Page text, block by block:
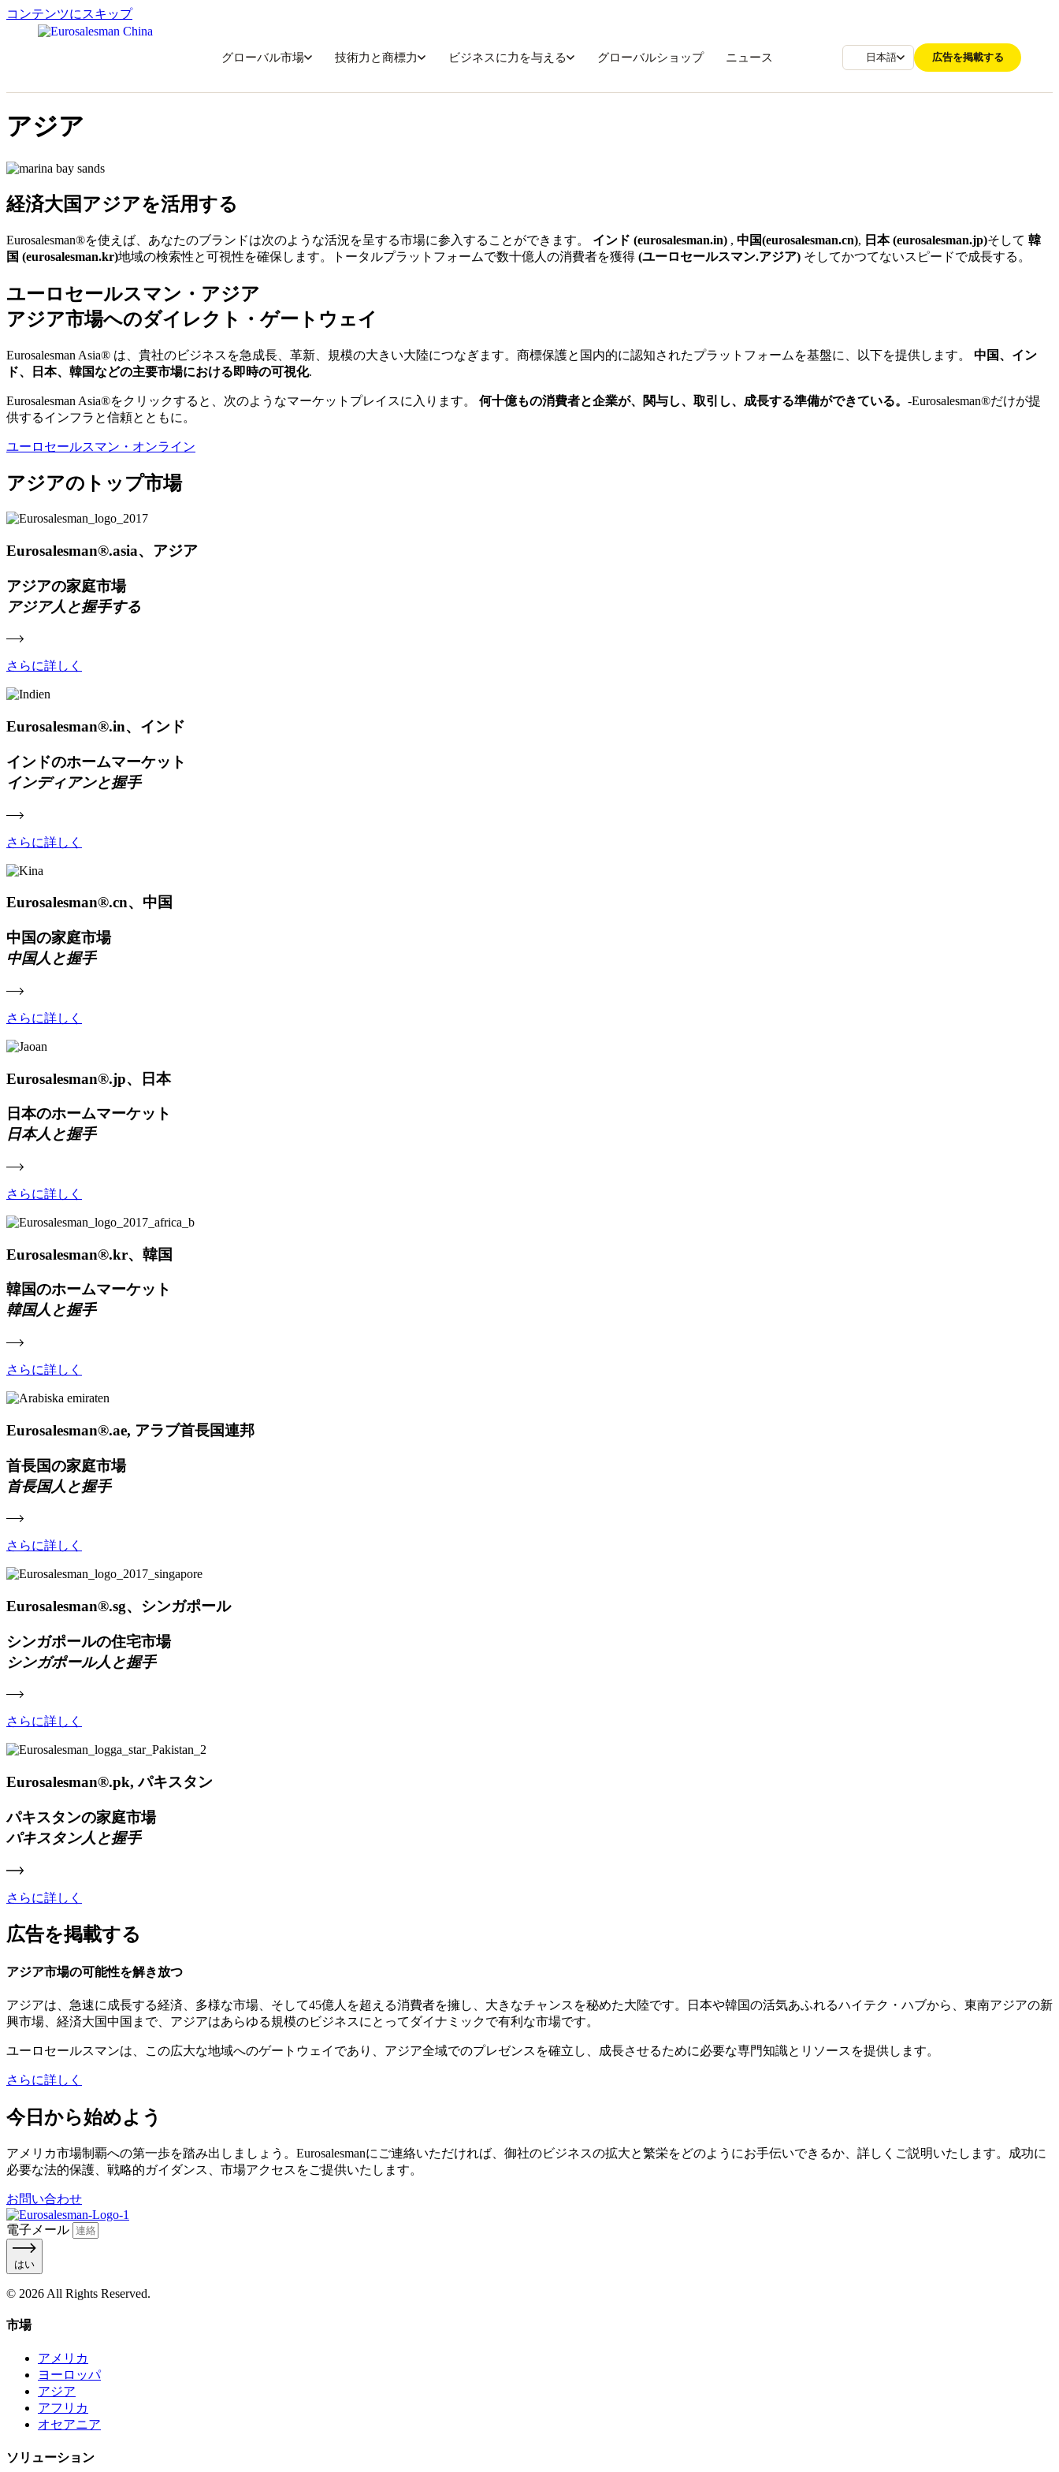
コンテンツにスキップ
グローバル市場 技術力と商標力 ビジネスに力を与える グローバルショップ ニュース 日本語 広告を掲載する
アジア
経済大国アジアを活用する
Eurosalesman®を使えば、あなたのブランドは次のような活況を呈する市場に参入することができます。 インド (eurosalesman.in) , 中国(eurosalesman.cn), 日本 (eurosalesman.jp)そして 韓
国 (eurosalesman.kr)地域の検索性と可視性を確保します。トータルプラットフォームで数十億人の消費者を獲得 (ユーロセールスマン.アジア) そしてかつてないスピードで成長する。
ユーロセールスマン・アジア
アジア市場へのダイレクト・ゲートウェイ
Eurosalesman Asia® は、貴社のビジネスを急成長、革新、規模の大きい大陸につなぎます。商標保護と国内的に認知されたプラットフォームを基盤に、以下を提供します。 中国、イン
ド、日本、韓国などの主要市場における即時の可視化.
Eurosalesman Asia®をクリックすると、次のようなマーケットプレイスに入ります。 何十億もの消費者と企業が、関与し、取引し、成長する準備ができている。 -Eurosalesman®だけが提
供するインフラと信頼とともに。
ユーロセールスマン・オンライン
アジアのトップ市場
Eurosalesman®.asia、アジア
アジアの家庭市場
アジア人と握手する
さらに詳しく
Eurosalesman®.in、インド
インドのホームマーケット
インディアンと握手
さらに詳しく
Eurosalesman®.cn、中国
中国の家庭市場
中国人と握手
さらに詳しく
Eurosalesman®.jp、日本
日本のホームマーケット
日本人と握手
さらに詳しく
Eurosalesman®.kr、韓国
韓国のホームマーケット
韓国人と握手
さらに詳しく
Eurosalesman®.ae, アラブ首長国連邦
首長国の家庭市場
首長国人と握手
さらに詳しく
Eurosalesman®.sg、シンガポール
シンガポールの住宅市場
シンガポール人と握手
さらに詳しく
Eurosalesman®.pk, パキスタン
パキスタンの家庭市場
パキスタン人と握手
さらに詳しく
広告を掲載する
アジア市場の可能性を解き放つ
アジアは、急速に成長する経済、多様な市場、そして45億人を超える消費者を擁し、大きなチャンスを秘めた大陸です。日本や韓国の活気あふれるハイテク・ハブから、東南アジアの新
興市場、経済大国中国まで、アジアはあらゆる規模のビジネスにとってダイナミックで有利な市場です。
ユーロセールスマンは、この広大な地域へのゲートウェイであり、アジア全域でのプレゼンスを確立し、成長させるために必要な専門知識とリソースを提供します。
さらに詳しく
今日から始めよう
アメリカ市場制覇への第一歩を踏み出しましょう。Eurosalesmanにご連絡いただければ、御社のビジネスの拡大と繁栄をどのようにお手伝いできるか、詳しくご説明いたします。成功に
必要な法的保護、戦略的ガイダンス、市場アクセスをご提供いたします。
お問い合わせ
電子メール
はい
© 2026 All Rights Reserved.
市場
アメリカ
ヨーロッパ
アジア
アフリカ
オセアニア
ソリューション